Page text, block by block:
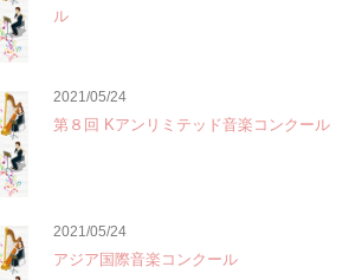
ル
2021/05/24
第８回 Kアンリミテッド音楽コンクール
2021/05/24
アジア国際音楽コンクール